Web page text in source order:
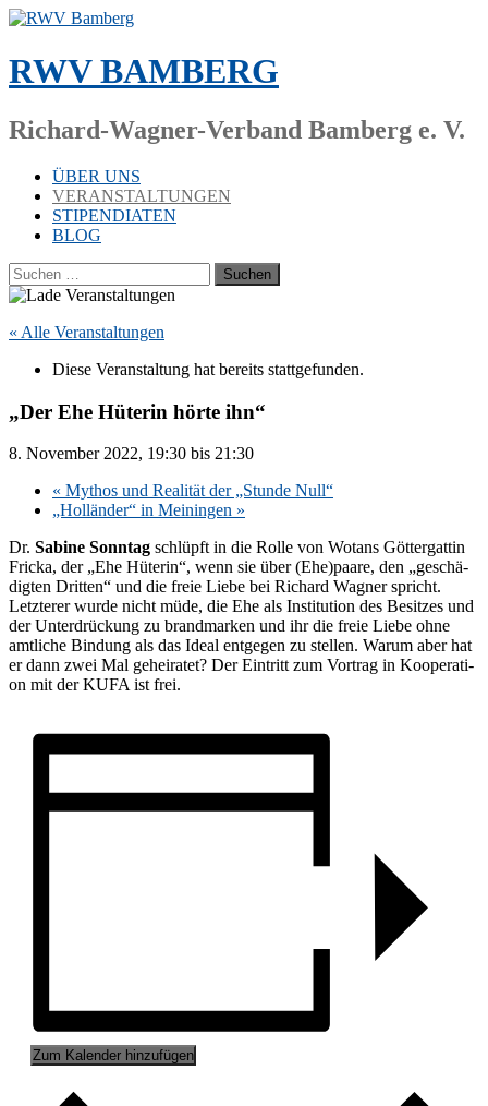
Zum
springen
RWV BAMBERG
Richard-Wagner-Verband Bamberg e. V.
ÜBER UNS
VERANSTALTUNGEN
STIPENDIATEN
BLOG
Suchen
nach:
« Alle Veranstaltungen
Die­se Ver­an­stal­tung hat be­reits stattgefunden.
„Der Ehe Hüterin hörte ihn“
8. No­vem­ber 2022, 19:30 bis 21:30
« My­thos und Rea­li­tät der „Stun­de Null“
„Hol­län­der“ in Mei­nin­gen »
Dr. Sa­bi­ne Sonn­tag schlüpft in die Rol­le von Wo­tans Göt­ter­gat­tin
Fri­cka, der „Ehe Hü­te­rin“, wenn sie über (Ehe)paare, den „ge­schä­
dig­ten Drit­ten“ und die freie Lie­be bei Ri­chard Wag­ner spricht.
Letz­te­rer wur­de nicht müde, die Ehe als In­sti­tu­ti­on des Be­sit­zes und
der Un­ter­drü­ckung zu brand­mar­ken und ihr die freie Lie­be ohne
amt­li­che Bin­dung als das Ide­al ent­ge­gen zu stel­len. War­um aber hat
er dann zwei Mal ge­hei­ra­tet? Der Ein­tritt zum Vor­trag in Ko­ope­ra­ti­
on mit der KUFA ist frei.
Zum Kalender hinzufügen